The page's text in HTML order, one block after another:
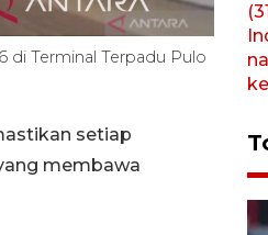
di Terminal Terpadu Pulo
setiap
membawa